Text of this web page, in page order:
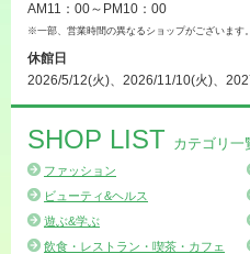
AM11：00～PM10：00
※一部、営業時間の異なるショップがございます。
休館日
2026/5/12(火)、2026/11/10(火)、
SHOP LIST カテゴリ一
ファッション
ビューティ&ヘルス
遊ぶ&学ぶ
飲食・レストラン・喫茶・カフェ